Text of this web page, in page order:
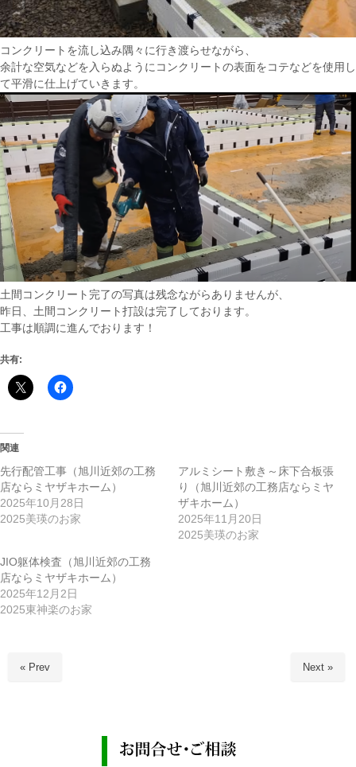
コンクリートを流し込み隅々に行き渡らせながら、
余計な空気などを入らぬようにコンクリートの表面をコテなどを使用し
て平滑に仕上げていきます。
土間コンクリート完了の写真は残念ながらありませんが、
昨日、土間コンクリート打設は完了しております。
工事は順調に進んでおります！
共有:
関連
先行配管工事（旭川近郊の工務
店ならミヤザキホーム）
2025年10月28日
2025美瑛のお家
アルミシート敷き～床下合板張
り（旭川近郊の工務店ならミヤ
ザキホーム）
2025年11月20日
2025美瑛のお家
JIO躯体検査（旭川近郊の工務
店ならミヤザキホーム）
2025年12月2日
2025東神楽のお家
« Prev Next »